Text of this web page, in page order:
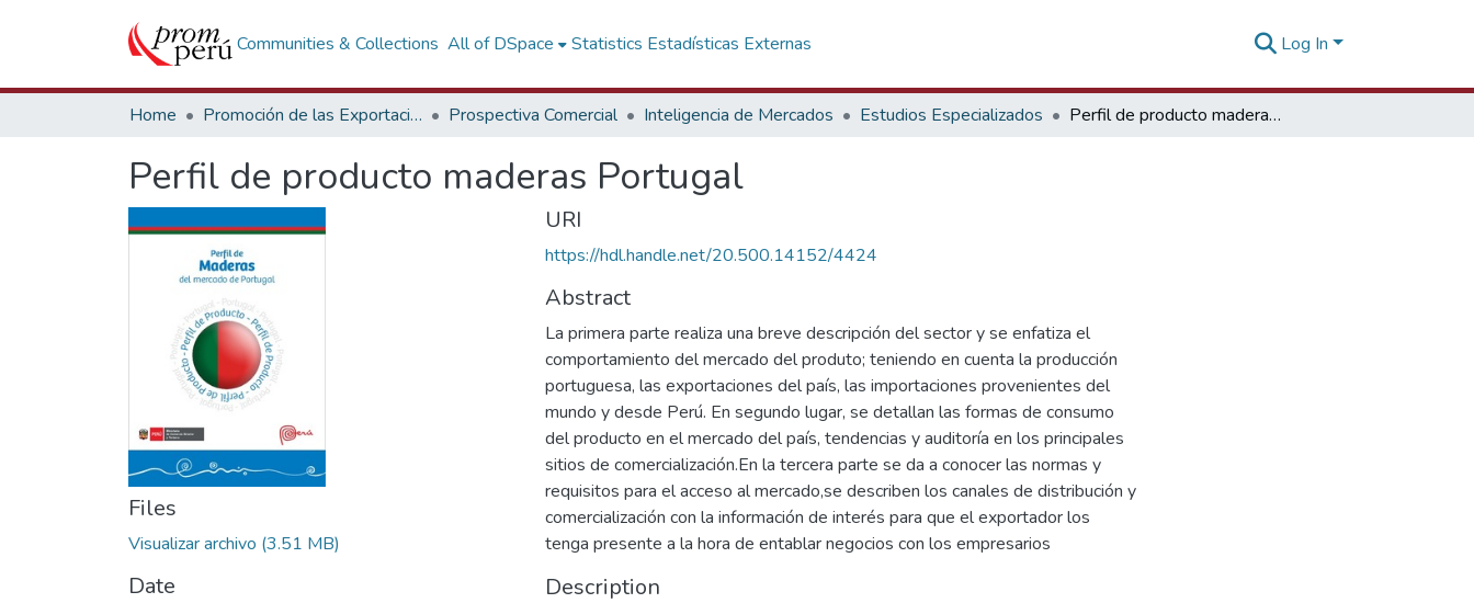
Communities & Collections All of DSpace Statistics Estadísticas Externas Log In
Home Promoción de las Exportaciones Prospectiva Comercial Inteligencia de Mercados Estudios Especializados Perfil de producto maderas Portugal
Perfil de producto maderas Portugal
Files
Visualizar archivo (3.51 MB)
Date
URI
https://hdl.handle.net/20.500.14152/4424
Abstract
La primera parte realiza una breve descripción del sector y se enfatiza el
comportamiento del mercado del produto; teniendo en cuenta la producción
portuguesa, las exportaciones del país, las importaciones provenientes del
mundo y desde Perú. En segundo lugar, se detallan las formas de consumo
del producto en el mercado del país, tendencias y auditoría en los principales
sitios de comercialización.En la tercera parte se da a conocer las normas y
requisitos para el acceso al mercado,se describen los canales de distribución y
comercialización con la información de interés para que el exportador los
tenga presente a la hora de entablar negocios con los empresarios
Description